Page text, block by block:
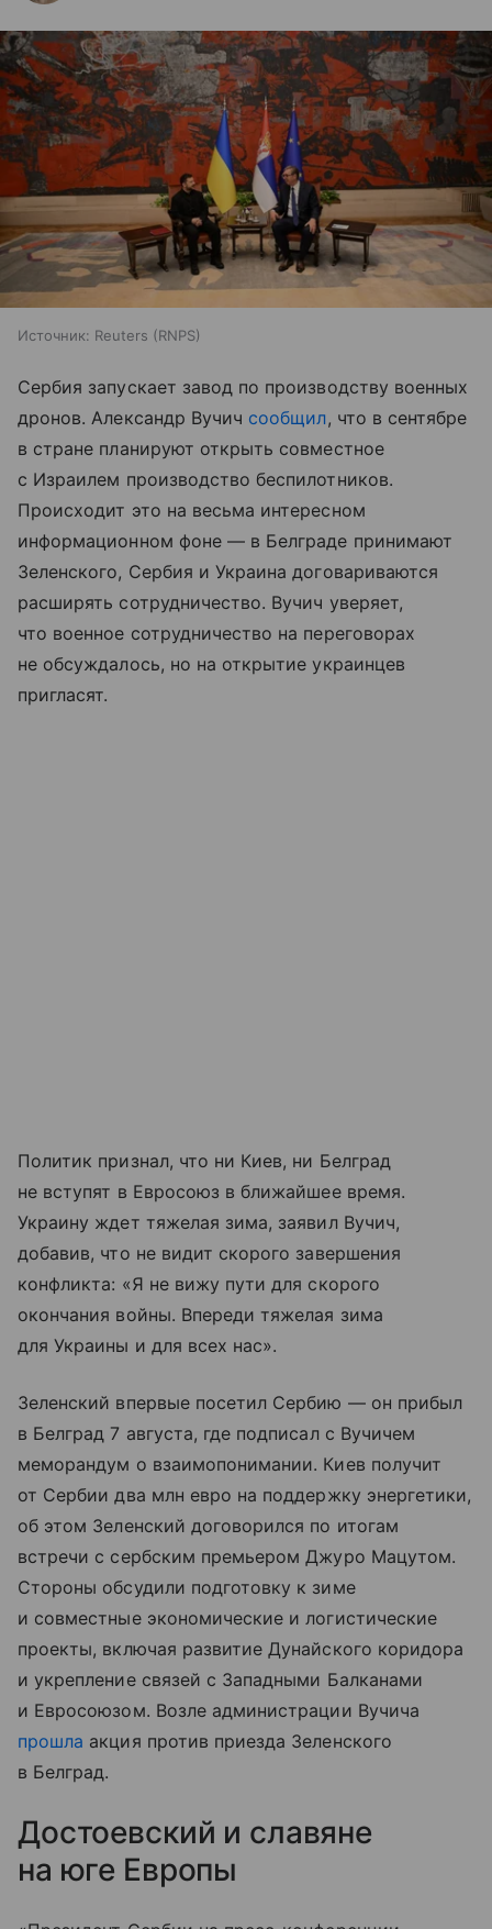
Источник: Reuters (RNPS)
Сербия запускает завод по производству военных
дронов. Александр Вучич сообщил, что в сентябре
в стране планируют открыть совместное
с Израилем производство беспилотников.
Происходит это на весьма интересном
информационном фоне — в Белграде принимают
Зеленского, Сербия и Украина договариваются
расширять сотрудничество. Вучич уверяет,
что военное сотрудничество на переговорах
не обсуждалось, но на открытие украинцев
пригласят.
Политик признал, что ни Киев, ни Белград
не вступят в Евросоюз в ближайшее время.
Украину ждет тяжелая зима, заявил Вучич,
добавив, что не видит скорого завершения
конфликта: «Я не вижу пути для скорого
окончания войны. Впереди тяжелая зима
для Украины и для всех нас».
Зеленский впервые посетил Сербию — он прибыл
в Белград 7 августа, где подписал с Вучичем
меморандум о взаимопонимании. Киев получит
от Сербии два млн евро на поддержку энергетики,
об этом Зеленский договорился по итогам
встречи с сербским премьером Джуро Мацутом.
Стороны обсудили подготовку к зиме
и совместные экономические и логистические
проекты, включая развитие Дунайского коридора
и укрепление связей с Западными Балканами
и Евросоюзом. Возле администрации Вучича
прошла акция против приезда Зеленского
в Белград.
Достоевский и славяне
на юге Европы